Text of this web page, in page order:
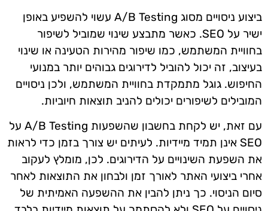
ביצוע ניסויים מסוג A/B Testing עשוי להשפיע באופן
ישיר על SEO. כאשר מתבצע שינוי שמוביל לשיפור
בחוויית המשתמש, כמו שיפור מהירות הטעינה או שינוי
בעיצוב, זה יכול להוביל לדירוגים גבוהים יותר במנועי
החיפוש. גוגל מתמקדת בחוויית המשתמש, ולכן ניסויים
המובילים לשיפורים יכולים להניב תוצאות חיוביות.
עם זאת, יש לקחת בחשבון שהשפעות A/B Testing על
SEO אינן תמיד מיידיות. לעיתים יש צורך בזמן כדי לראות
את השפעת השינויים על הדירוגים. לכן, מומלץ לעקוב
אחרי ביצועי האתר לאורך זמן ולבחון את התוצאות לאחר
סיום הניסוי. כך ניתן להבין את ההשפעה האמיתית של